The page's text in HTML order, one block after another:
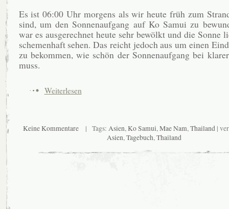
Es ist 06:00 Uhr morgens als wir heute früh zum
sind, um den Sonnenaufgang auf Ko Samui zu
war es ausgerechnet heute sehr bewölkt und die Sonne
schemenhaft sehen. Das reicht jedoch aus um einen
zu bekommen, wie schön der Sonnenaufgang bei
muss.
Weiterlesen
Keine Kommentare| Tags: Asien,Ko Samui,Mae Nam,Thailand|
Asien,Tagebuch,Thailand